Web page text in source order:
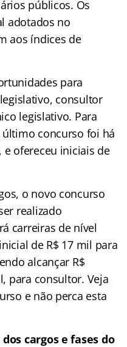
públicos. Os
adotados no
aos índices de
para
consultor
legislativo. Para
concurso foi há
e ofereceu iniciais de
o novo concurso
realizado
carreiras de nível
de R$ 17 mil para
alcançar R$
para consultor. Veja
e não perca esta
cargos e fases do